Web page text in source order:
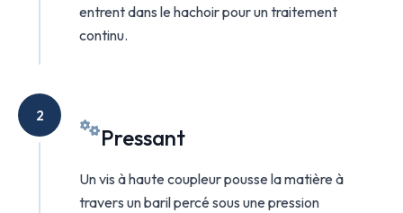
entrent dans le hachoir pour un traitement
continu.
2
Pressant
Un vis à haute coupleur pousse la matière à
travers un baril percé sous une pression